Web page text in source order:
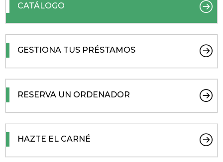
CATÁLOGO
GESTIONA TUS PRÉSTAMOS
RESERVA UN ORDENADOR
HAZTE EL CARNÉ